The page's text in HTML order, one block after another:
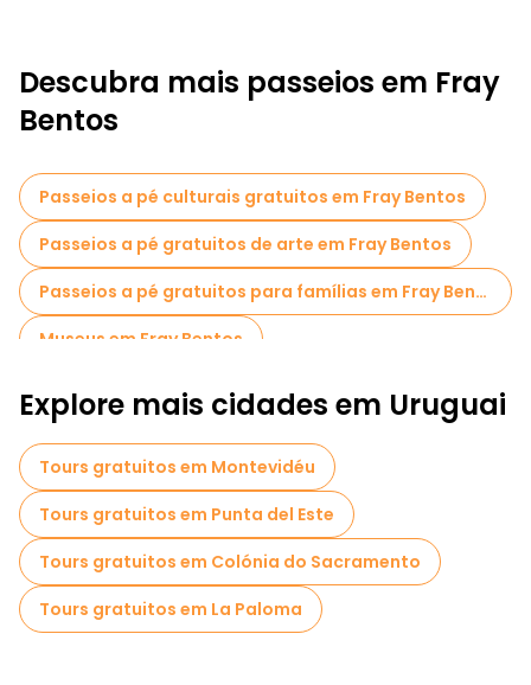
Descubra mais passeios em Fray
Bentos
Passeios a pé culturais gratuitos em Fray Bentos
Passeios a pé gratuitos de arte em Fray Bentos
Passeios a pé gratuitos para famílias em Fray Bentos
Museus em Fray Bentos
Explore mais cidades em Uruguai
Tours gratuitos em Montevidéu
Tours gratuitos em Punta del Este
Tours gratuitos em Colónia do Sacramento
Tours gratuitos em La Paloma